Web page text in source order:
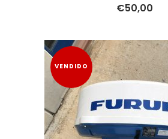
€50,00
VENDIDO